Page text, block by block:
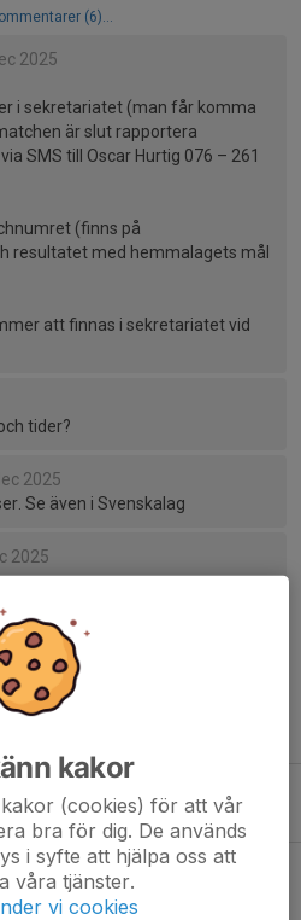
(6)...
2025
i sekretariatet (man får komma
är slut rapportera
SMS till Oscar Hurtig 076 – 261
(finns på
resultatet med hemmalagets mål
att finnas i sekretariatet vid
tider?
2025
Se även i Svenskalag
2025
kakor
(cookies) för att vår
bra för dig. De används
i syfte att hjälpa oss att
våra tjänster.
vi cookies